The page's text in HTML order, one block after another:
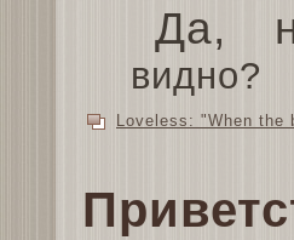
Да,
видно?
Lоvеlеss: "Whеn